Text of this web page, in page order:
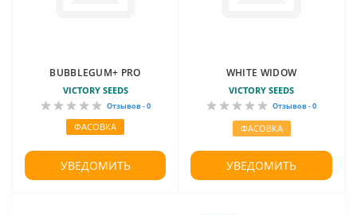
BUBBLEGUM+ PRO
VICTORY SEEDS
Отзывов - 0
ФАСОВКА
УВЕДОМИТЬ
WHITE WIDOW
VICTORY SEEDS
Отзывов - 0
ФАСОВКА
УВЕДОМИТЬ